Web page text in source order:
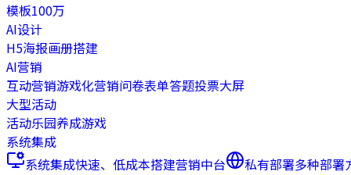
模板100万
AI设计
H5海报画册搭建
AI营销
互动营销游戏化营销问卷表单答题投票大屏
大型活动
活动乐园养成游戏
系统集成
系统集成快速、低成本搭建营销中台 私有部署多种部署